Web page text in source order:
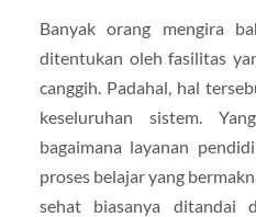
Banyak orang mengira
ditentukan oleh fasilitas
canggih. Padahal, hal
keseluruhan sistem.
bagaimana layanan
proses belajar yang
sehat biasanya ditandai